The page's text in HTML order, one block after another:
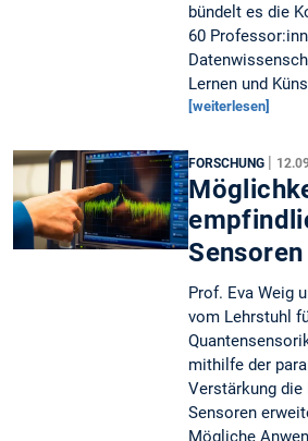
bündelt es die
60
Lernen und
[weiterlesen]
FORSCHUNG |
Prof. Eva Weig
vom Lehrstuhl
mithilfe der
Verstärkung
Sensoren
Mögliche